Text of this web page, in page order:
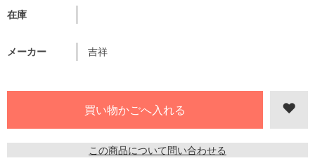
在庫
メーカー 吉祥
この商品について問い合わせる